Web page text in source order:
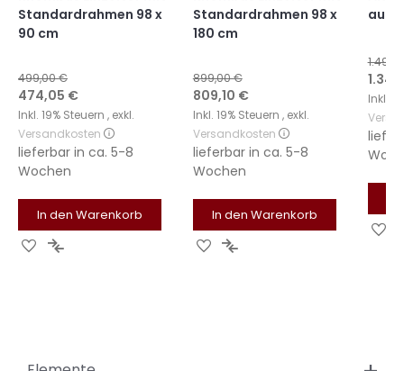
Standardrahmen 98 x
90 cm
499,00 €
Sonderangebot
474,05 €
Inkl. 19% Steuern , exkl.
Versandkosten
lieferbar in ca. 5-8
Wochen
In den Warenkorb
Zur Zur
Standardrahmen 98 x
180 cm
899,00 €
Sonderangebot
809,10 €
Inkl. 19% Steuern , exkl.
Versandkosten
lieferbar in ca. 5-8
Wochen
In den Warenkorb
Zur Zur
auf
Inkl.